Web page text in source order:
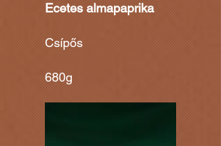
Ecetes almapaprika
Csípős
680g